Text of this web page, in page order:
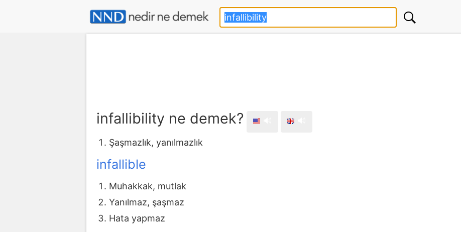
infallibility ne demek?
Şaşmazlık, yanılmazlık
infallible
Muhakkak, mutlak
Yanılmaz, şaşmaz
Hata yapmaz